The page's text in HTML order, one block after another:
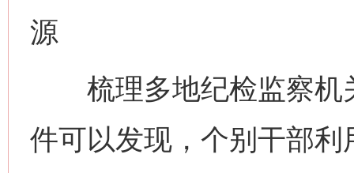
源
梳理多地纪检监察机
件可以发现，个别干部利